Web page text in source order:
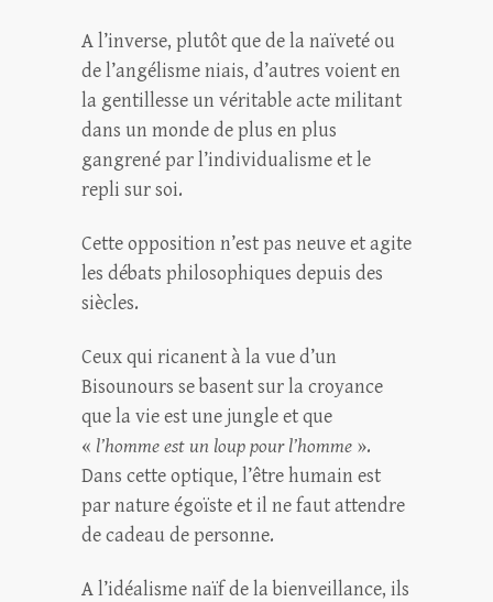
A l’inverse, plutôt que de la naïveté ou
de l’angélisme niais, d’autres voient en
la gentillesse un véritable acte militant
dans un monde de plus en plus
gangrené par l’individualisme et le
repli sur soi.
Cette opposition n’est pas neuve et agite
les débats philosophiques depuis des
siècles.
Ceux qui ricanent à la vue d’un
Bisounours se basent sur la croyance
que la vie est une jungle et que
« l’homme est un loup pour l’homme ».
Dans cette optique, l’être humain est
par nature égoïste et il ne faut attendre
de cadeau de personne.
A l’idéalisme naïf de la bienveillance, ils